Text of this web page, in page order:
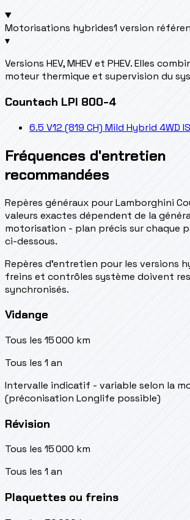
Motorisations hybrides1 version
▾
Versions HEV, MHEV et PHEV. Elles
moteur thermique et supervision du
Countach LPI 800-4
6.5 V12 (819 CH) Mild Hybrid 4WD
Fréquences d'entretien
recommandées
Repères généraux pour Lamborghini
valeurs exactes dépendent de la
motorisation - plan précis sur chaque
ci-dessous.
Repères d’entretien pour les versions
freins et contrôles système doivent
synchronisés.
Vidange
Tous les 15 000 km
Tous les 1 an
Intervalle indicatif - variable selon la
(préconisation Longlife possible)
Révision
Tous les 15 000 km
Tous les 1 an
Plaquettes ou freins